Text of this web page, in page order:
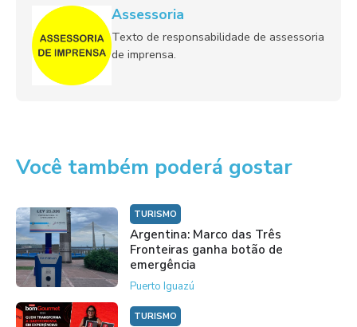
Assessoria
Texto de responsabilidade de assessoria
de imprensa.
Você também poderá gostar
TURISMO
Argentina: Marco das Três
Fronteiras ganha botão de
emergência
Puerto Iguazú
TURISMO